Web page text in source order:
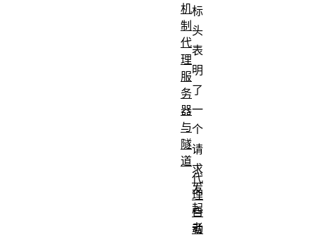
标
头
表
明
了
一
个
请
求
发
起
者
机
制
代
理
服
务
器
与
隧
道
代
理
自
动